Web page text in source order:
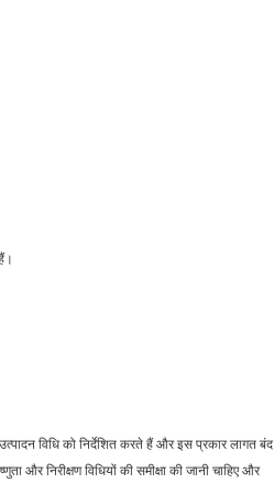
विधि को निर्देशित करते हैं और इस प्रकार लागत बंद
और निरीक्षण विधियों की समीक्षा की जानी चाहिए और